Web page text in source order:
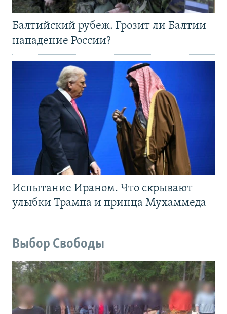
Балтийский рубеж. Грозит ли Балтии
нападение России?
Испытание Ираном. Что скрывают
улыбки Трампа и принца Мухаммеда
Выбор Свободы